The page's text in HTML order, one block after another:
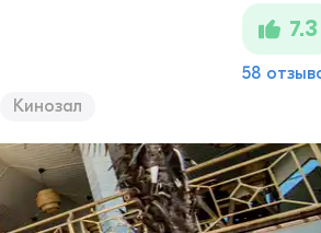
Кинозал
7.3
58